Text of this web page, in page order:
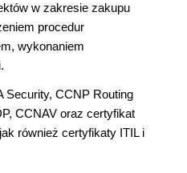
w zakresie zakupu
procedur
wykonaniem
Security, CCNP Routing
CCNAV oraz certyfikat
również certyfikaty ITIL i